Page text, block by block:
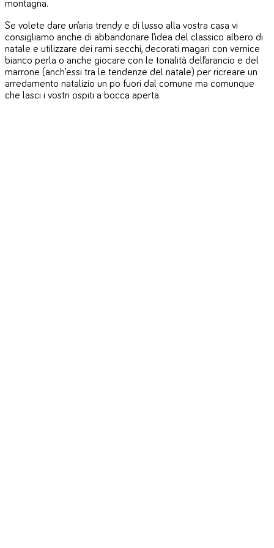
montagna.
Se volete dare un’aria trendy e di lusso alla vostra casa vi
consigliamo anche di abbandonare l’idea del classico albero di
natale e utilizzare dei rami secchi, decorati magari con vernice
bianco perla o anche giocare con le tonalità dell’arancio e del
marrone (anch’essi tra le tendenze del natale) per ricreare un
arredamento natalizio un po fuori dal comune ma comunque
che lasci i vostri ospiti a bocca aperta.